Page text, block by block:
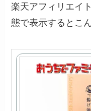
楽天アフィリエイ
態で表示するとこ